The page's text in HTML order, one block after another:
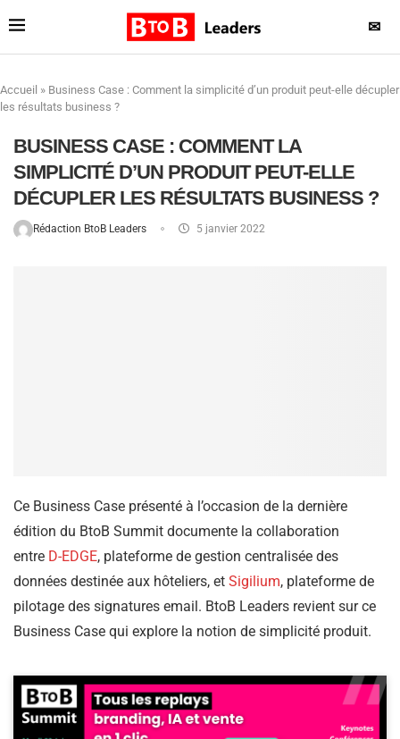
✉
Accueil » Business Case : Comment la simplicité d’un produit peut-elle décupler
les résultats business ?
BUSINESS CASE : COMMENT LA
SIMPLICITÉ D’UN PRODUIT PEUT-ELLE
DÉCUPLER LES RÉSULTATS BUSINESS ?
Rédaction BtoB Leaders 5 janvier 2022
Ce Business Case présenté à l’occasion de la dernière
édition du BtoB Summit documente la collaboration
entre D-EDGE, plateforme de gestion centralisée des
données destinée aux hôteliers, et Sigilium, plateforme de
pilotage des signatures email. BtoB Leaders revient sur ce
Business Case qui explore la notion de simplicité produit.